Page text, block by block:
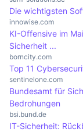
Die wichtigsten
innowise.com
KI-Offensive im
Sicherheit ...
borncity.com
Top 11
sentinelone.com
Bundesamt für
Bedrohungen
bsi.bund.de
IT-Sicherheit: